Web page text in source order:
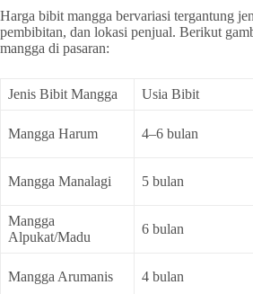
Harga bibit mangga bervariasi tergantung
pembibitan, dan lokasi penjual. Berikut
mangga di pasaran:
Jenis Bibit Mangga Usia Bibit
Mangga Harum 4–6 bulan
Mangga Manalagi 5 bulan
Mangga
Alpukat/Madu
6 bulan
Mangga Arumanis 4 bulan